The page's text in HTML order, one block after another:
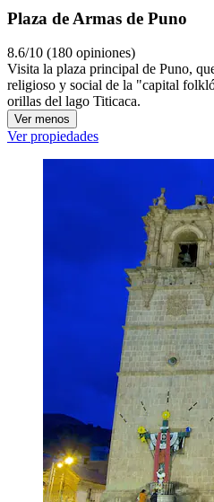
Plaza de Armas de Puno
8.6/10 (180 opiniones)
Visita la plaza principal de Puno,
religioso y social de la "capital
orillas del lago Titicaca.
Ver menos
Ver propiedades